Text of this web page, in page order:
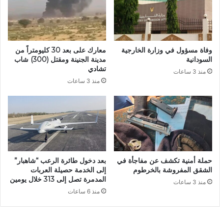
وفاة مسؤول في وزارة الخارجية
السودانية
منذ 3 ساعات
معارك على بعد 30 كليومتراً من
مدينة الجنينة ومقتل (300) شاب
تشادي
منذ 3 ساعات
حملة أمنية تكشف عن مفاجأة في
الشقق المفروشة بالخرطوم
منذ 3 ساعات
بعد دخول طائرة الرعب “شاهبار”
إلى الخدمة حصيلة العربات
المدمرة تصل إلى 313 خلال يومين
منذ 6 ساعات